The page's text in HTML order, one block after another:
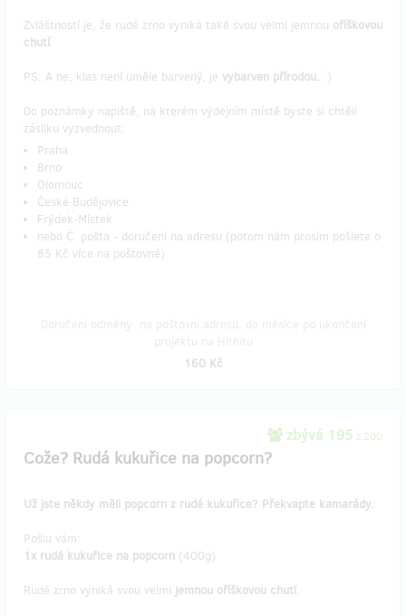
Zvláštností je, že rudé zrno vyniká také svou velmi jemnou oříškovou
chutí.
PS: A ne, klas není uměle barvený, je vybarven přírodou. :)
Do poznámky napiště, na kterém výdejním místě byste si chtěli
zásilku vyzvednout:
Praha
Brno
Olomouc
České Budějovice
Frýdek-Místek
nebo Č. pošta - doručení na adresu (potom nám prosím pošlete o
85 Kč více na poštovné)
160 Kč
zbývá 195 z 200
Cože? Rudá kukuřice na popcorn?
Už jste někdy měli popcorn z rudé kukuřice? Překvapte kamarády.
Pošlu vám:
1x rudá kukuřice na popcorn (400g)
Rudé zrno vyniká svou velmi jemnou oříškovou chutí.